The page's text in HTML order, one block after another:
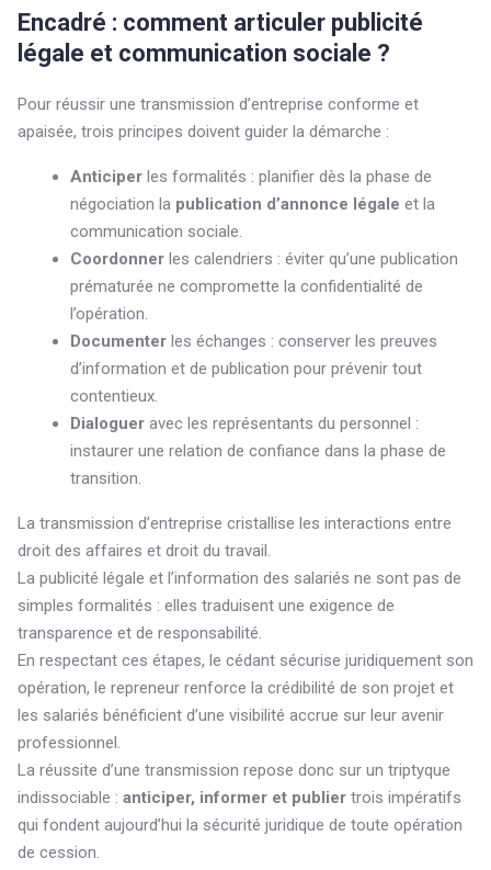
Encadré : comment articuler publicité
légale et communication sociale ?
Pour réussir une transmission d’entreprise conforme et
apaisée, trois principes doivent guider la démarche :
Anticiper les formalités : planifier dès la phase de
négociation la publication d’annonce légale et la
communication sociale.
Coordonner les calendriers : éviter qu’une publication
prématurée ne compromette la confidentialité de
l’opération.
Documenter les échanges : conserver les preuves
d’information et de publication pour prévenir tout
contentieux.
Dialoguer avec les représentants du personnel :
instaurer une relation de confiance dans la phase de
transition.
La transmission d’entreprise cristallise les interactions entre
droit des affaires et droit du travail.
La publicité légale et l’information des salariés ne sont pas de
simples formalités : elles traduisent une exigence de
transparence et de responsabilité.
En respectant ces étapes, le cédant sécurise juridiquement son
opération, le repreneur renforce la crédibilité de son projet et
les salariés bénéficient d’une visibilité accrue sur leur avenir
professionnel.
La réussite d’une transmission repose donc sur un triptyque
indissociable : anticiper, informer et publier trois impératifs
qui fondent aujourd’hui la sécurité juridique de toute opération
de cession.